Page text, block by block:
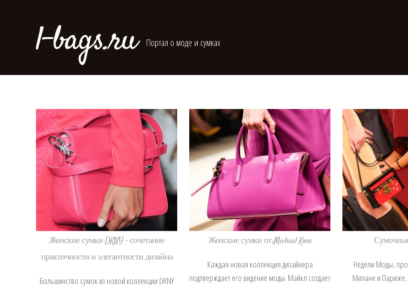
l-bags.ru Портал о моде и сумках
Женские сумки DKNY – сочетание
практичности и элегантности дизайна
Большинство сумок из новой коллекции DKNY
Женские сумки от Michael Kors
Каждая новая коллекция дизайнера
подтверждает его видение моды. Майкл создает
Недели Моды,
Милане и